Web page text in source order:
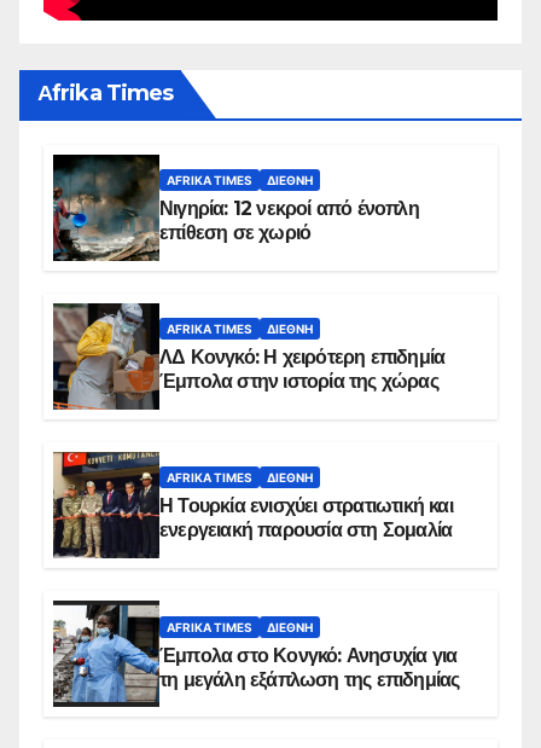
Αfrika Times
AFRIKA TIMES ΔΙΕΘΝΉ
Νιγηρία: 12 νεκροί από ένοπλη
επίθεση σε χωριό
AFRIKA TIMES ΔΙΕΘΝΉ
ΛΔ Κονγκό: Η χειρότερη επιδημία
Έμπολα στην ιστορία της χώρας
AFRIKA TIMES ΔΙΕΘΝΉ
Η Τουρκία ενισχύει στρατιωτική και
ενεργειακή παρουσία στη Σομαλία
AFRIKA TIMES ΔΙΕΘΝΉ
Έμπολα στο Κονγκό: Ανησυχία για
τη μεγάλη εξάπλωση της επιδημίας